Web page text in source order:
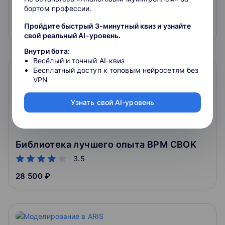
4.3
28 900 ₽
Библиотека лучшего опыта BPM CBOK
3.5
28 500 ₽
бортом профессии.
Пройдите быстрый 3-минутный квиз и узнайте
свой реальный AI-уровень.
Внутри бота:
Весёлый и точный AI-квиз
Бесплатный доступ к топовым нейросетям без
VPN
Узнать свой AI-уровень